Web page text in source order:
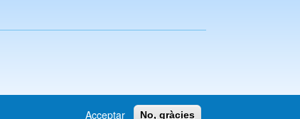
Acceptar No, gràcies